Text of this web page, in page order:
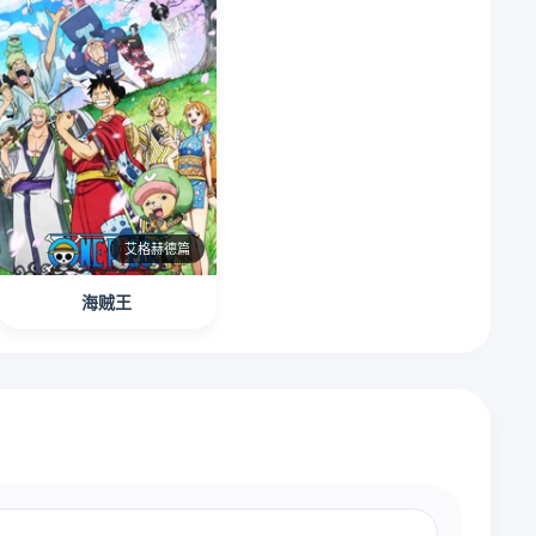
艾格赫德篇
海贼王